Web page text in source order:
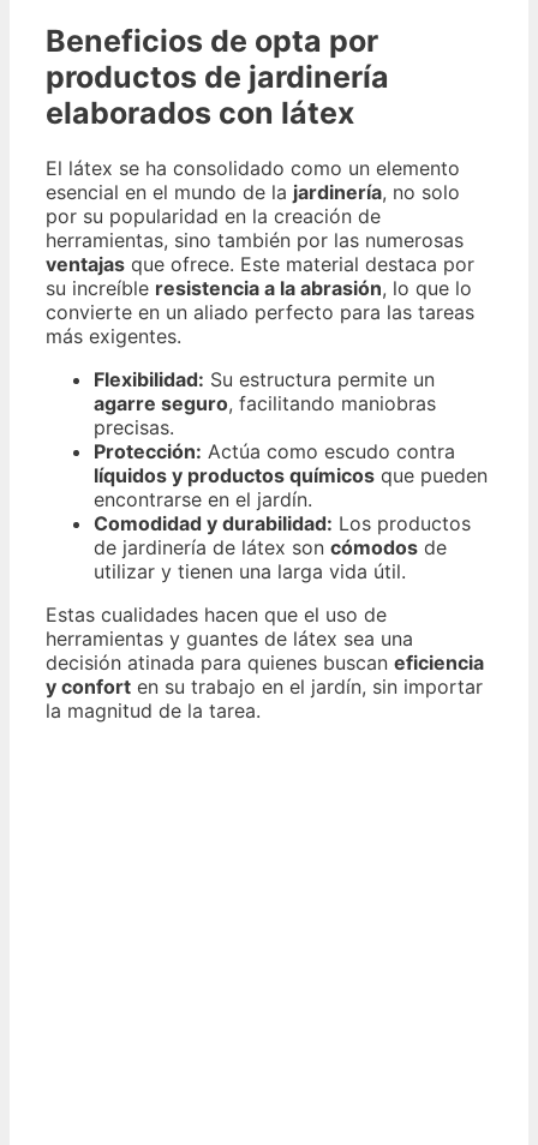
Beneficios de opta por
productos de jardinería
elaborados con látex
El látex se ha consolidado como un elemento
esencial en el mundo de la jardinería, no solo
por su popularidad en la creación de
herramientas, sino también por las numerosas
ventajas que ofrece. Este material destaca por
su increíble resistencia a la abrasión, lo que lo
convierte en un aliado perfecto para las tareas
más exigentes.
Flexibilidad: Su estructura permite un
agarre seguro, facilitando maniobras
precisas.
Protección: Actúa como escudo contra
líquidos y productos químicos que pueden
encontrarse en el jardín.
Comodidad y durabilidad: Los productos
de jardinería de látex son cómodos de
utilizar y tienen una larga vida útil.
Estas cualidades hacen que el uso de
herramientas y guantes de látex sea una
decisión atinada para quienes buscan eficiencia
y confort en su trabajo en el jardín, sin importar
la magnitud de la tarea.